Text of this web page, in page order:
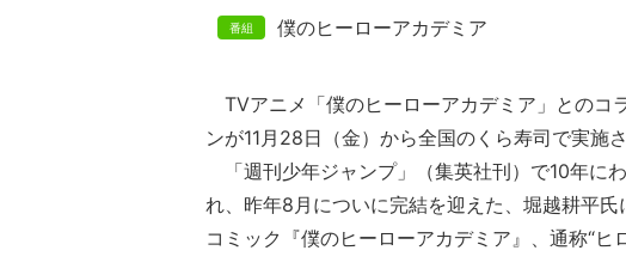
僕のヒーローアカデミア
TVアニメ「僕のヒーローアカデミア」とのコ
ンが11月28日（金）から全国のくら寿司で実施さ
「週刊少年ジャンプ」（集英社刊）で10年に
れ、昨年8月についに完結を迎えた、堀越耕平氏
コミック『僕のヒーローアカデミア』、通称“ヒ